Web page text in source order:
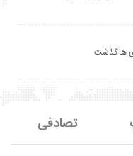
تصادفی